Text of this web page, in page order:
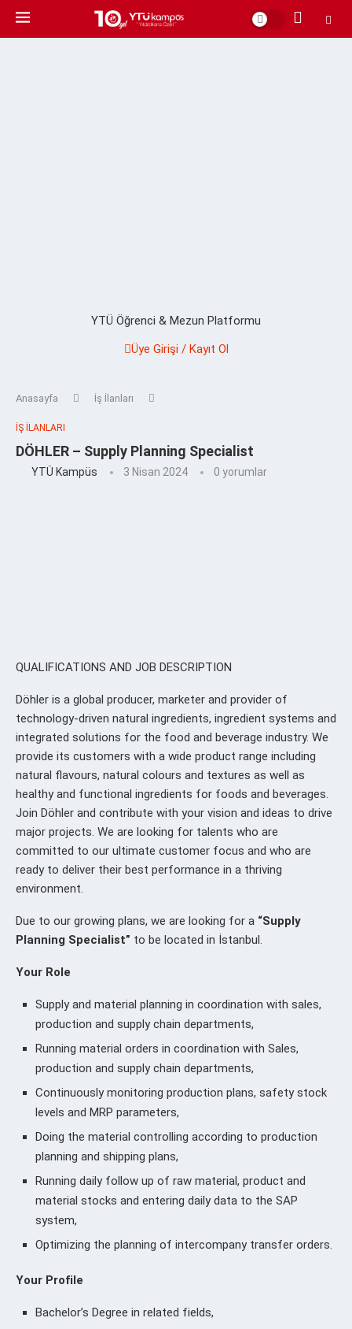
YTÜ Öğrenci & Mezun Platformu
Üye Girişi / Kayıt Ol
Anasayfa İş İlanları
İŞ İLANLARI
DÖHLER – Supply Planning Specialist
YTÜ Kampüs 3 Nisan 2024 0 yorumlar
QUALIFICATIONS AND JOB DESCRIPTION
Döhler is a global producer, marketer and provider of
technology-driven natural ingredients, ingredient systems and
integrated solutions for the food and beverage industry. We
provide its customers with a wide product range including
natural flavours, natural colours and textures as well as
healthy and functional ingredients for foods and beverages.
Join Döhler and contribute with your vision and ideas to drive
major projects. We are looking for talents who are
committed to our ultimate customer focus and who are
ready to deliver their best performance in a thriving
environment.
Due to our growing plans, we are looking for a “Supply
Planning Specialist” to be located in İstanbul.
Your Role
Supply and material planning in coordination with sales,
production and supply chain departments,
Running material orders in coordination with Sales,
production and supply chain departments,
Continuously monitoring production plans, safety stock
levels and MRP parameters,
Doing the material controlling according to production
planning and shipping plans,
Running daily follow up of raw material, product and
material stocks and entering daily data to the SAP
system,
Optimizing the planning of intercompany transfer orders.
Your Profile
Bachelor’s Degree in related fields,